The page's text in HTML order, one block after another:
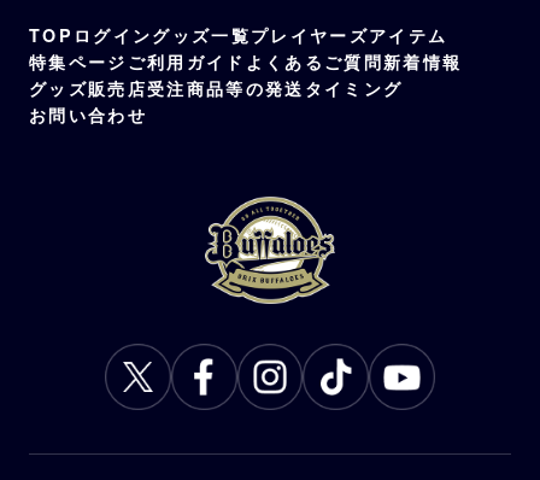
TOP ログイングッズ一覧プレイヤーズアイテム
特集ページ ご利用ガイド よくあるご質問新着情報
グッズ販売店受注商品等の発送タイミング
お問い合わせ